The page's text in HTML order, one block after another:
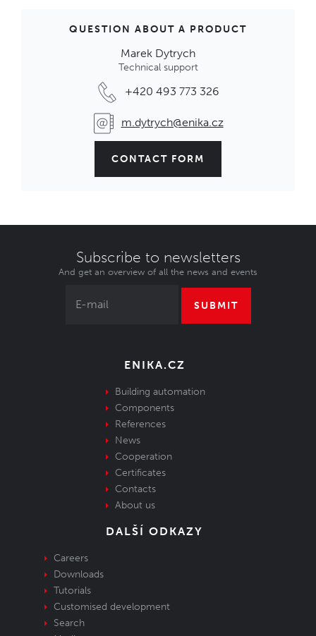
QUESTION ABOUT A PRODUCT
Marek Dytrych
Technical support
+420 493 773 326
m.dytrych@enika.cz
CONTACT FORM
Subscribe to newsletters
And get an overview of all the news and events
SUBMIT
ENIKA.CZ
Building automation
Components
References
News
Cooperation
Certificates
Contacts
About us
DALŠÍ ODKAZY
Careers
Downloads
Tutorials
Customised development
Search